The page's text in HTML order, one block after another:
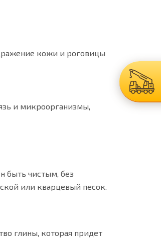
кожи и роговицы
и микроорганизмы,
быть чистым, без
или кварцевый песок.
глины, которая придет